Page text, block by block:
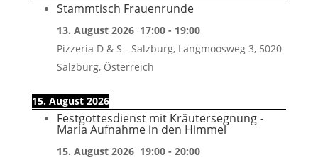
Stammtisch Frauenrunde
13. August 2026 17:00- 19:00
Pizzeria D & S - Salzburg, Langmoosweg 3, 5020
Salzburg, Österreich
15. August 2026
Festgottesdienst mit Kräutersegnung -
Maria Aufnahme in den Himmel
15. August 2026 19:00- 20:00